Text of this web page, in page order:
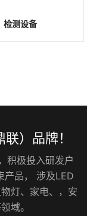
检测设备
）品牌！
积极投入研发户
产品， 涉及LED
灯、家电、，安
域。